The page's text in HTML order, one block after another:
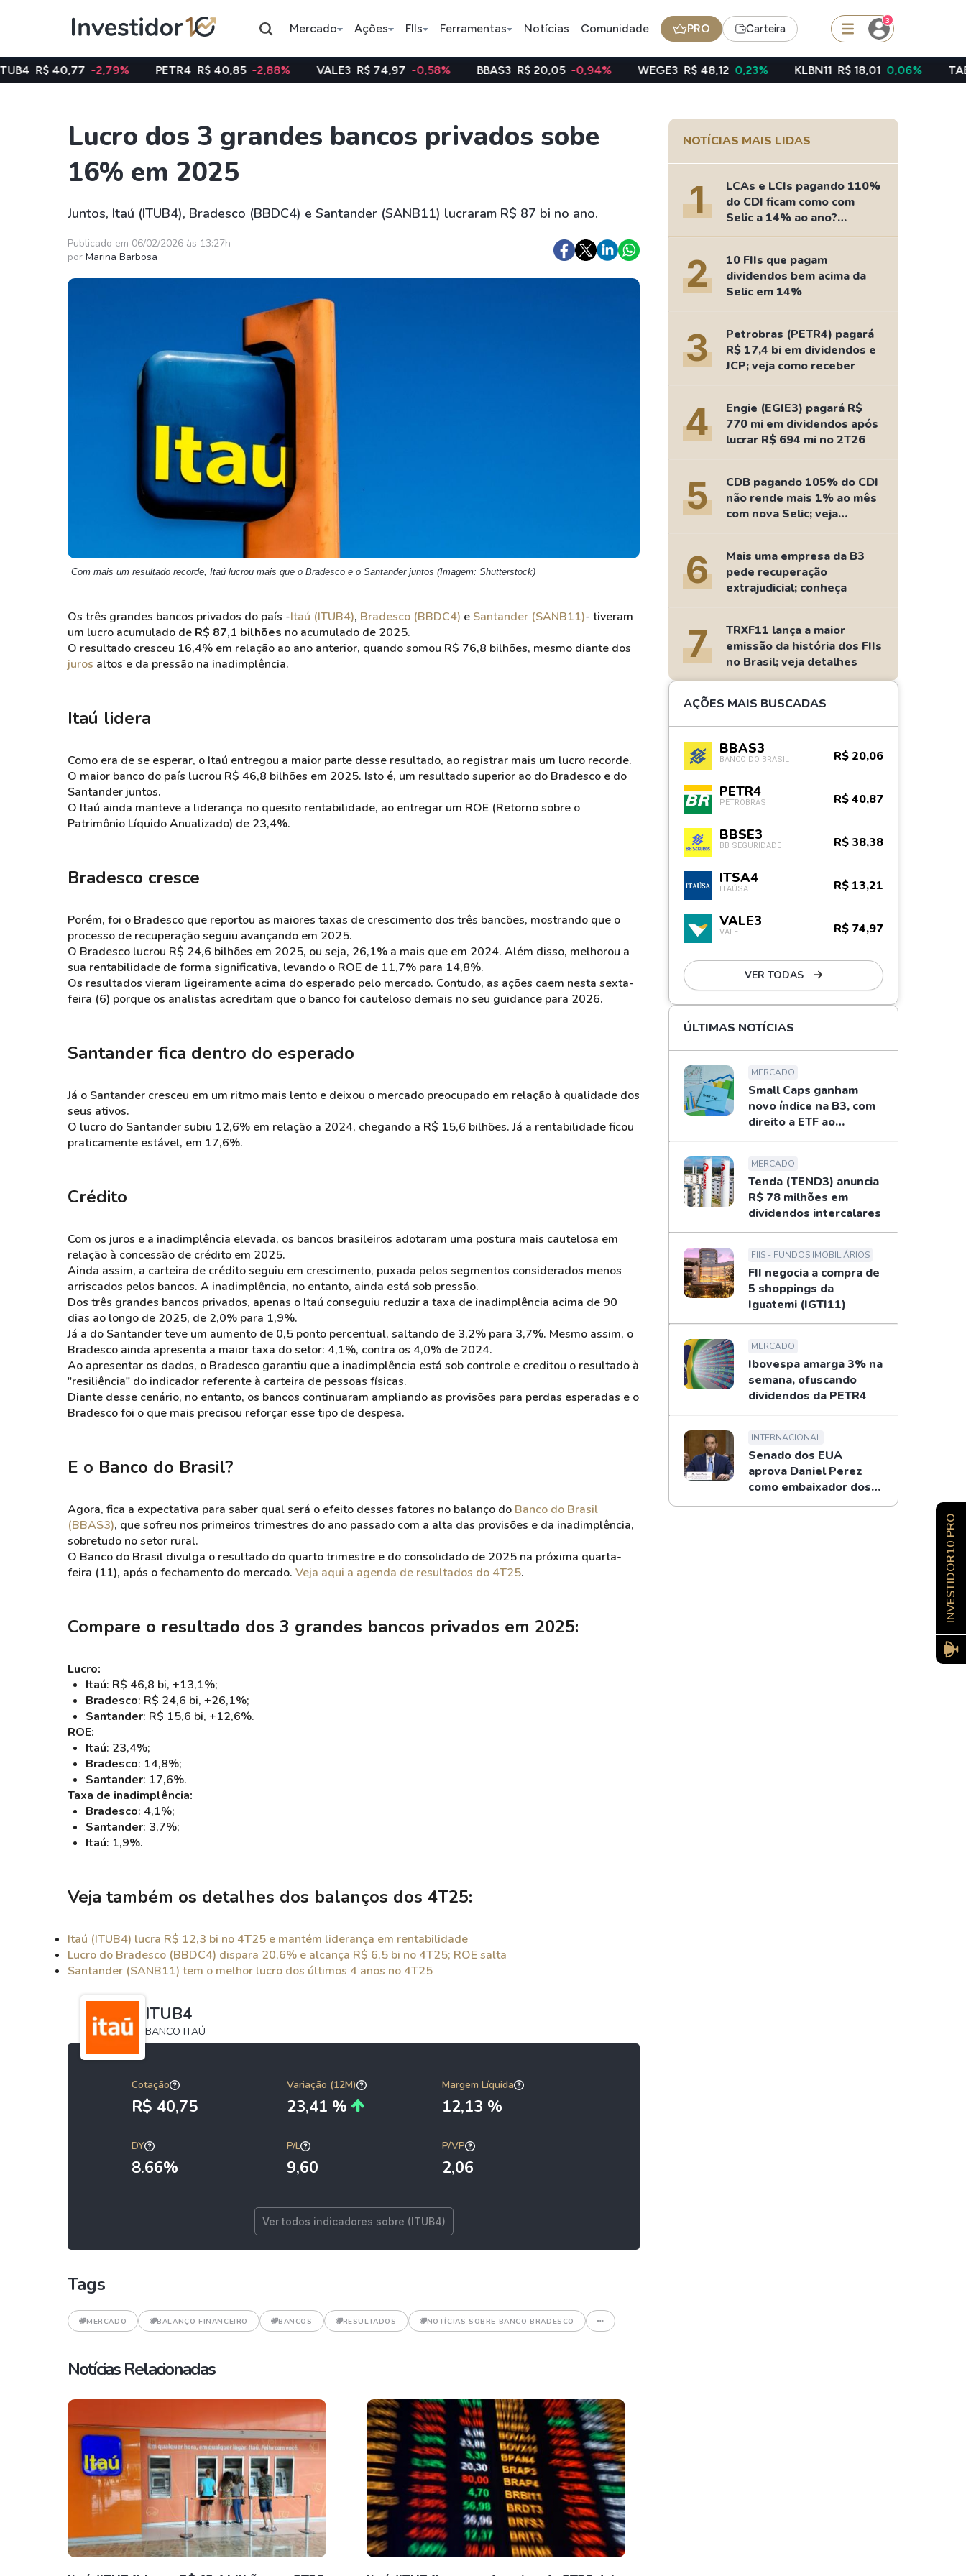
Mercado Ações FIIs Ferramentas Notícias Comunidade PRO Carteira
3
Assuntos do momento
Índice
Ibovespa
Ação
Petrobras Dividendos
Taesa
Itausa
RECR11
XPLG11
KNRI11
KNCR11
IVVB11
Apple
Criptomoedas
Bitcoin
Ethereum
Ideias
Agenda de Dividendos
Radar do Dividendo Inteligente
As Ações Mais Buscadas
Guia do Iniciante
-2,79% PETR4 R$ 40,85 -2,88% VALE3 R$ 74,97 -0,58% BBAS3 R$ 20,05 -0,94% WEGE3 R$ 48,12 0,23% KLBN11 R$ 18,01 0,06% TAEE11 R$
Lucro dos 3 grandes bancos privados sobe
16% em 2025
Juntos, Itaú (ITUB4), Bradesco (BBDC4) e Santander (SANB11) lucraram R$ 87 bi no ano.
Publicado em 06/02/2026 às 13:27h
por Marina Barbosa
Com mais um resultado recorde, Itaú lucrou mais que o Bradesco e o Santander juntos (Imagem: Shutterstock)
Os três grandes bancos privados do país -Itaú (ITUB4), Bradesco (BBDC4) e Santander (SANB11)- tiveram
um lucro acumulado de R$ 87,1 bilhões no acumulado de 2025.
O resultado cresceu 16,4% em relação ao ano anterior, quando somou R$ 76,8 bilhões, mesmo diante dos
juros altos e da pressão na inadimplência.
Itaú lidera
Como era de se esperar, o Itaú entregou a maior parte desse resultado, ao registrar mais um lucro recorde.
O maior banco do país lucrou R$ 46,8 bilhões em 2025. Isto é, um resultado superior ao do Bradesco e do
Santander juntos.
O Itaú ainda manteve a liderança no quesito rentabilidade, ao entregar um ROE (Retorno sobre o
Patrimônio Líquido Anualizado) de 23,4%.
Bradesco cresce
Porém, foi o Bradesco que reportou as maiores taxas de crescimento dos três bancões, mostrando que o
processo de recuperação seguiu avançando em 2025.
O Bradesco lucrou R$ 24,6 bilhões em 2025, ou seja, 26,1% a mais que em 2024. Além disso, melhorou a
sua rentabilidade de forma significativa, levando o ROE de 11,7% para 14,8%.
Os resultados vieram ligeiramente acima do esperado pelo mercado. Contudo, as ações caem nesta sexta-
feira (6) porque os analistas acreditam que o banco foi cauteloso demais no seu guidance para 2026.
Santander fica dentro do esperado
Já o Santander cresceu em um ritmo mais lento e deixou o mercado preocupado em relação à qualidade dos
seus ativos.
O lucro do Santander subiu 12,6% em relação a 2024, chegando a R$ 15,6 bilhões. Já a rentabilidade ficou
praticamente estável, em 17,6%.
Crédito
Com os juros e a inadimplência elevada, os bancos brasileiros adotaram uma postura mais cautelosa em
relação à concessão de crédito em 2025.
Ainda assim, a carteira de crédito seguiu em crescimento, puxada pelos segmentos considerados menos
arriscados pelos bancos. A inadimplência, no entanto, ainda está sob pressão.
Dos três grandes bancos privados, apenas o Itaú conseguiu reduzir a taxa de inadimplência acima de 90
dias ao longo de 2025, de 2,0% para 1,9%.
Já a do Santander teve um aumento de 0,5 ponto percentual, saltando de 3,2% para 3,7%. Mesmo assim, o
Bradesco ainda apresenta a maior taxa do setor: 4,1%, contra os 4,0% de 2024.
Ao apresentar os dados, o Bradesco garantiu que a inadimplência está sob controle e creditou o resultado à
"resiliência" do indicador referente à carteira de pessoas físicas.
Diante desse cenário, no entanto, os bancos continuaram ampliando as provisões para perdas esperadas e o
Bradesco foi o que mais precisou reforçar esse tipo de despesa.
E o Banco do Brasil?
Agora, fica a expectativa para saber qual será o efeito desses fatores no balanço do Banco do Brasil
(BBAS3), que sofreu nos primeiros trimestres do ano passado com a alta das provisões e da inadimplência,
sobretudo no setor rural.
O Banco do Brasil divulga o resultado do quarto trimestre e do consolidado de 2025 na próxima quarta-
feira (11), após o fechamento do mercado. Veja aqui a agenda de resultados do 4T25.
Compare o resultado dos 3 grandes bancos privados em 2025:
Lucro:
Itaú: R$ 46,8 bi, +13,1%;
Bradesco: R$ 24,6 bi, +26,1%;
Santander: R$ 15,6 bi, +12,6%.
ROE:
Itaú: 23,4%;
Bradesco: 14,8%;
Santander: 17,6%.
Taxa de inadimplência:
Bradesco: 4,1%;
Santander: 3,7%;
Itaú: 1,9%.
Veja também os detalhes dos balanços dos 4T25:
Itaú (ITUB4) lucra R$ 12,3 bi no 4T25 e mantém liderança em rentabilidade
Lucro do Bradesco (BBDC4) dispara 20,6% e alcança R$ 6,5 bi no 4T25; ROE salta
Santander (SANB11) tem o melhor lucro dos últimos 4 anos no 4T25
ITUB4
BANCO ITAÚ
Cotação
R$ 40,75
Variação (12M)
23,41 %
Margem Líquida
12,13 %
DY
8.66%
P/L
9,60
P/VP
2,06
Ver todos indicadores sobre (ITUB4)
Tags
MERCADO BALANÇO FINANCEIRO BANCOS RESULTADOS NOTÍCIAS SOBRE BANCO BRADESCO
Notícias Relacionadas
NOTÍCIAS MAIS LIDAS
1
LCAs e LCIs pagando 110%
do CDI ficam como com
Selic a 14% ao ano?
Fizemos as contas
2
10 FIIs que pagam
dividendos bem acima da
Selic em 14%
3
Petrobras (PETR4) pagará
R$ 17,4 bi em dividendos e
JCP; veja como receber
4
Engie (EGIE3) pagará R$
770 mi em dividendos após
lucrar R$ 694 mi no 2T26
5
CDB pagando 105% do CDI
não rende mais 1% ao mês
com nova Selic; veja
retorno
6
Mais uma empresa da B3
pede recuperação
extrajudicial; conheça
7
TRXF11 lança a maior
emissão da história dos FIIs
no Brasil; veja detalhes
AÇÕES MAIS BUSCADAS
BBAS3
BANCO DO BRASIL R$ 20,06
PETR4
PETROBRAS R$ 40,87
BBSE3
BB SEGURIDADE R$ 38,38
ITSA4
ITAÚSA R$ 13,21
VALE3
VALE R$ 74,97
VER TODAS
ÚLTIMAS NOTÍCIAS
MERCADO
Small Caps ganham
novo índice na B3, com
direito a ETF ao
investidor
MERCADO
Tenda (TEND3) anuncia
R$ 78 milhões em
dividendos intercalares
FIIS - FUNDOS IMOBILIÁRIOS
FII negocia a compra de
5 shoppings da
Iguatemi (IGTI11)
MERCADO
Ibovespa amarga 3% na
semana, ofuscando
dividendos da PETR4
INTERNACIONAL
Senado dos EUA
aprova Daniel Perez
como embaixador dos
EUA no Brasil
INVESTIDOR10 PRO